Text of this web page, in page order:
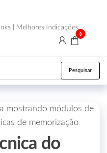
| Melhores Indicações
0
Pesquisar
do